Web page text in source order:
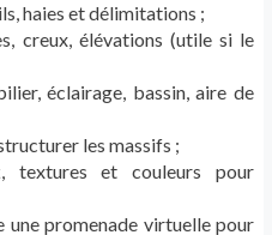
haies et délimitations ;
creux, élévations (utile si le
éclairage, bassin, aire de
les massifs ;
, textures et couleurs pour
une promenade virtuelle pour